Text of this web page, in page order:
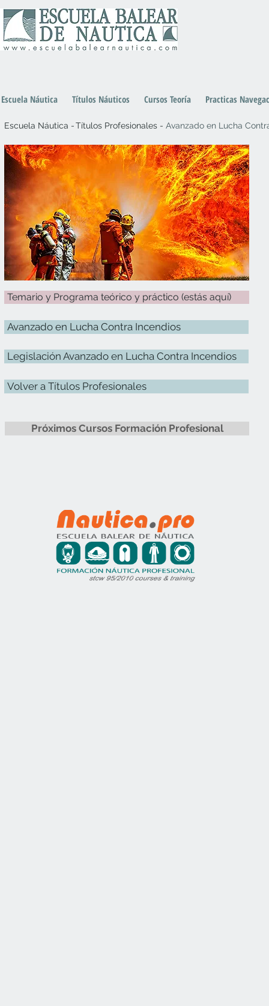
Escuela Náutica Títulos Náuticos Cursos Teoría Practicas
Escuela Náutica -Títulos Profesionales - Avanzado en Lucha
Temario y Programa teórico y práctico (estás aquí)
Avanzado en Lucha Contra Incendios
Legislación Avanzado en Lucha Contra Incendios
Volver a Títulos Profesionales
Próximos Cursos Formación Profesional